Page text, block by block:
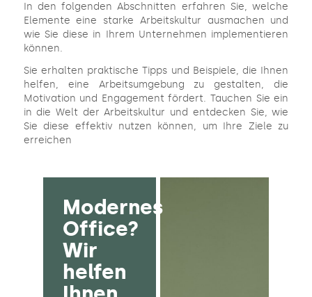
In den folgenden Abschnitten erfahren Sie, welche
Elemente eine starke Arbeitskultur ausmachen und
wie Sie diese in Ihrem Unternehmen implementieren
können.
Sie erhalten praktische Tipps und Beispiele, die Ihnen
helfen, eine Arbeitsumgebung zu gestalten, die
Motivation und Engagement fördert. Tauchen Sie ein
in die Welt der Arbeitskultur und entdecken Sie, wie
Sie diese effektiv nutzen können, um Ihre Ziele zu
erreichen
Modernes
Office?
Wir
helfen